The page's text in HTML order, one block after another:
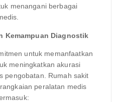
menangani berbagai
Kemampuan Diagnostik
untuk memanfaatkan
meningkatkan akurasi
pengobatan. Rumah sakit
peralatan medis